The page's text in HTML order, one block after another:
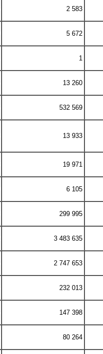
2 583
5 672
1
13 260
532 569
13 933
19 971
6 105
299 995
3 483 635
2 747 653
232 013
147 398
80 264